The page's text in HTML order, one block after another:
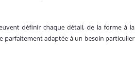
définir chaque détail, de la forme à la
parfaitement adaptée à un besoin particulier